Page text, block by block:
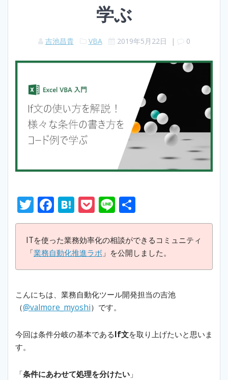
学ぶ
吉池昌貴 VBA 2019年5月22日 | 0
T
w
itt
er
F
ac
e
b
o
o
k
H
at
e
n
a
P
o
ck
et
Li
n
e
h
ar
e
ITを使った業務効率化の相談ができるコミュニティ
「業務自動化推進ラボ 」を公開しました。
こんにちは、業務自動化ツール開発担当の吉池
（@valmore_myoshi）です。
今回は条件分岐の基本であるIf文を取り上げたいと思いま
す。
「条件にあわせて処理を分けたい 」